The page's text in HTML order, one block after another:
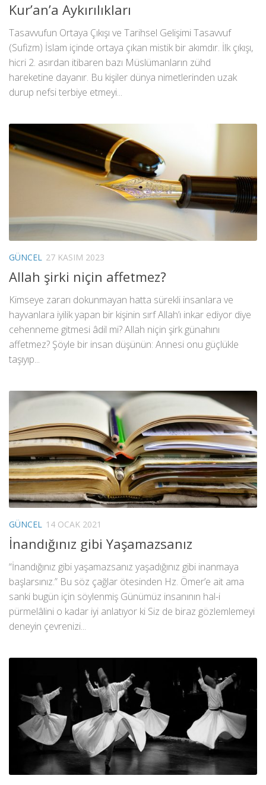
Kur’an’a Aykırılıkları
Tasavvufun Ortaya Çıkışı ve Tarihsel Gelişimi Tasavvuf
(Sufizm) İslam içinde ortaya çıkan mistik bir akımdır. İlk çıkışı,
hicri 2. asırdan itibaren bazı Müslümanların zühd
hareketine dayanır. Bu kişiler dünya nimetlerinden uzak
durup nefsi terbiye etmeyi...
GÜNCEL 27 KASIM 2023
Allah şirki niçin affetmez?
Kimseye zararı dokunmayan hatta sürekli insanlara ve
hayvanlara iyilik yapan bir kişinin sırf Allah’ı inkar ediyor diye
cehenneme gitmesi âdil mi? Allah niçin şirk günahını
affetmez? Şöyle bir insan düşünün: Annesi onu güçlükle
taşıyıp...
GÜNCEL 14 OCAK 2021
İnandığınız gibi Yaşamazsanız
“İnandığınız gibi yaşamazsanız yaşadığınız gibi inanmaya
başlarsınız.” Bu söz çağlar ötesinden Hz. Ömer’e ait ama
sanki bugün için söylenmiş Günümüz insanının hal-i
pürmelâlini o kadar iyi anlatıyor ki Siz de biraz gözlemlemeyi
deneyin çevrenizi...